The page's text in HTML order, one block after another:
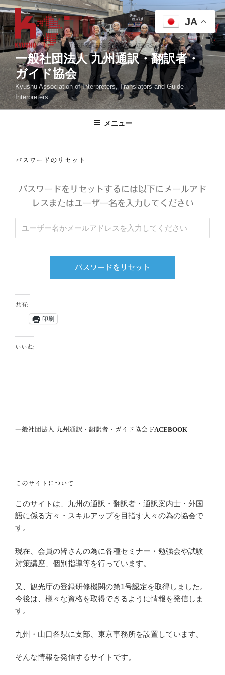
コ
ン
テ
ン
ツ
ス
キ
ッ
一般社団法人 九州通訳・翻訳者・
ガイド協会
Kyushu Association of Interpreters, Translators and Guide-
Interpreters
メニュー
パスワードのリセット
パスワードをリセットするには以下にメールアド
レスまたはユーザー名を入力してください
共有:
印刷
いいね:
一般社団法人 九州通訳・翻訳者・ガイド協会 FACEBOOK
このサイトについて
このサイトは、九州の通訳・翻訳者・通訳案内士・外国
語に係る方々・スキルアップを目指す人々の為の協会で
す。
現在、会員の皆さんの為に各種セミナー・勉強会や試験
対策講座、個別指導等を行っています。
又、観光庁の登録研修機関の第1号認定を取得しました。
今後は、様々な資格を取得できるように情報を発信しま
す。
九州・山口各県に支部、東京事務所を設置しています。
そんな情報を発信するサイトです。
JA